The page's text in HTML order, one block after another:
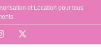
et Location pour tous
Instagram